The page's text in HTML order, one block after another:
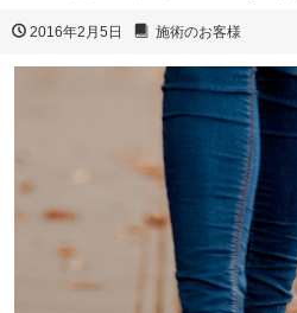
2016年2月5日 施術のお客様